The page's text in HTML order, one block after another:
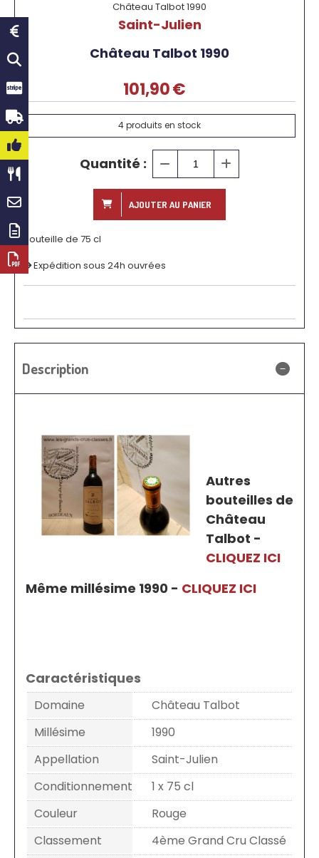
Château Talbot 1990
Saint-Julien
Château Talbot 1990
101,90€
4produits en stock
Quantité :
AJOUTER AU PANIER
Bouteille de 75 cl
Expédition sous 24h ouvrées
Description
Autres
bouteilles de
Château
Talbot -
CLIQUEZ ICI
Même millésime 1990 - CLIQUEZ ICI
Caractéristiques
Domaine
Château Talbot
Millésime
1990
Appellation
Saint-Julien
Conditionnement
1 x 75 cl
Couleur
Rouge
Classement
4ème Grand Cru Classé